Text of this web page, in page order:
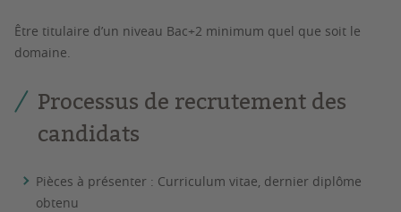
Être titulaire d’un niveau Bac+2 minimum quel que soit le
domaine.
Processus de recrutement des
candidats
Pièces à présenter : Curriculum vitae, dernier diplôme
obtenu